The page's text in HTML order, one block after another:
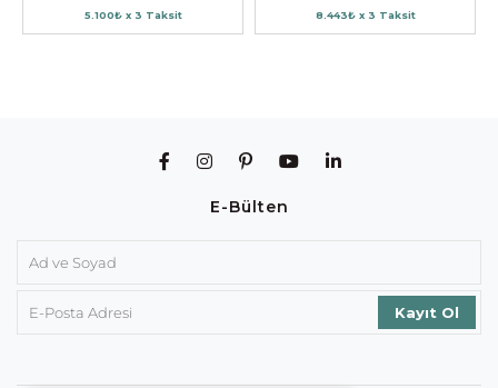
5.100₺ x 3 Taksit 8.443₺ x 3 Taksit
E-Bülten